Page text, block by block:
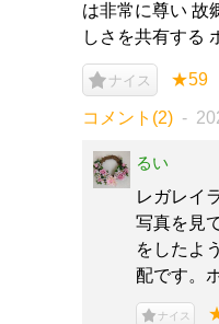
は非常に尊い 故
しさを共有する
ナイス ★59
コメント(2)
るい
レガレイ
写真を見
をしたよ
配です。
ナイス